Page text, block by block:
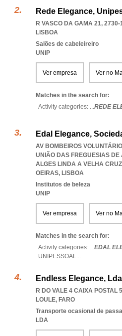
Rede Elegance,
R VASCO DA GAMA 21, 2730-
LISBOA
Salões de cabeleireiro
UNIP
Ver empresa Ver no
Matches in the search for:
Activity categories: ...REDE
Edal Elegance,
AV BOMBEIROS
UNIÃO DAS FREGUESIAS DE
ALGES LINDA A VELHA
OEIRAS, LISBOA
Institutos de beleza
UNIP
Ver empresa Ver no
Matches in the search for:
Activity categories: ...EDAL
UNIPESSOAL...
Endless Elegance, Lda
R DO VALE 4 CAIXA POSTAL
LOULE, FARO
Transporte ocasional de
LDA